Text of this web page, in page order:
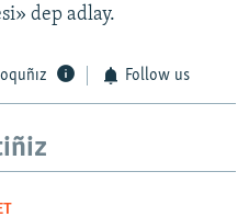
dep adlay.
Follow us